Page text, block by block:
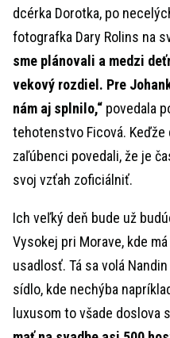
dcérka Dorotka, po
fotografka Dary Rolins na
sme plánovali a medzi
vekový rozdiel. Pre
nám aj splnilo,“ povedala
tehotenstvo Ficová.
zaľúbenci povedali, že je
svoj vzťah zoficiálniť.
Ich veľký deň bude už
Vysokej pri Morave, kde
usadlosť. Tá sa volá
sídlo, kde nechýba
luxusom to všade doslova